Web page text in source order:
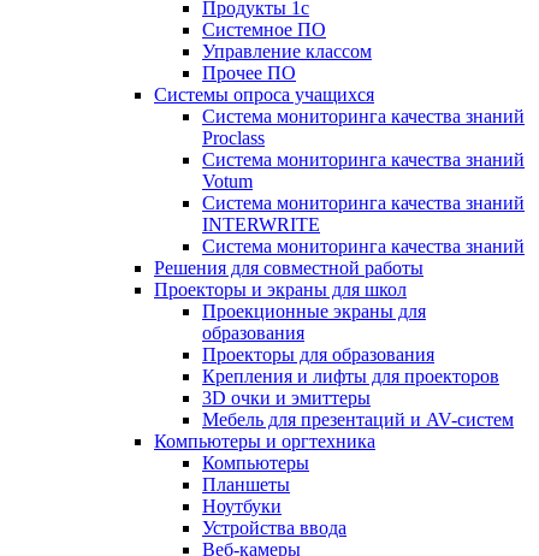
Продукты 1с
Системное ПО
Управление классом
Прочее ПО
Системы опроса учащихся
Система мониторинга качества знаний
Proclass
Система мониторинга качества знаний
Votum
Система мониторинга качества знаний
INTERWRITE
Система мониторинга качества знаний
Решения для совместной работы
Проекторы и экраны для школ
Проекционные экраны для
образования
Проекторы для образования
Крепления и лифты для проекторов
3D очки и эмиттеры
Мебель для презентаций и AV-систем
Компьютеры и оргтехника
Компьютеры
Планшеты
Ноутбуки
Устройства ввода
Веб-камеры